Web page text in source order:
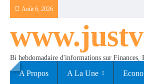
Août 6, 2026
Bi hebdomadaire d'informations sur
A Propos A La Une